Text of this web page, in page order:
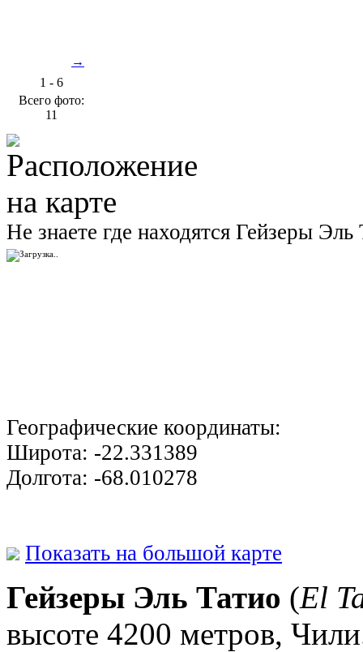
→
1 - 6
Всего фото:
11
Не знаете где находятся Гейзеры
Географические координаты:
Широта: -22.331389
Долгота: -68.010278
Показать на большой карте
Гейзеры Эль Татио (El
высоте 4200 метров,